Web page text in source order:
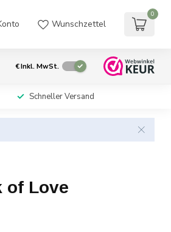
Wunschzettel
0
€Inkl. MwSt.
Schneller Versand
of Love